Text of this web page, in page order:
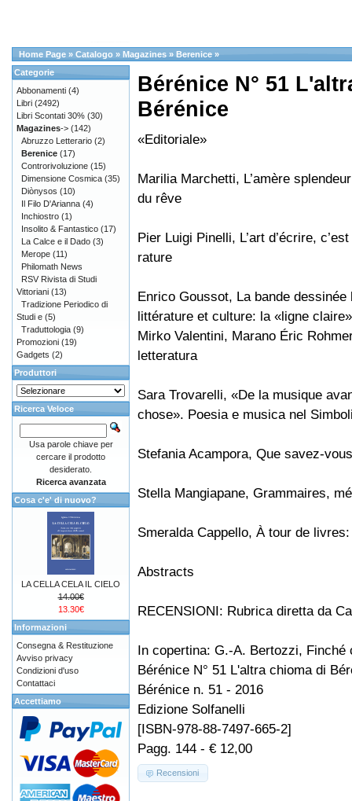
Home Page » Catalogo » Magazines » Berenice »
Bérénice N° 51
Bérénice
«Editoriale»
Marilia Marchetti, L’amère
du rêve
Pier Luigi Pinelli, L’art d’écrire,
rature
Enrico Goussot, La bande dessinée
littérature et culture: la «ligne claire»
Mirko Valentini, Marano Éric
letteratura
Sara Trovarelli, «De la musique
chose». Poesia e musica nel
Stefania Acampora, Que savez-
Stella Mangiapane, Grammaires,
Smeralda Cappello, À tour de
Abstracts
RECENSIONI: Rubrica diretta da
In copertina: G.-A. Bertozzi,
Bérénice N° 51 L'altra chioma di
Bérénice n. 51 - 2016
Edizione Solfanelli
[ISBN-978-88-7497-665-2]
Pagg. 144 - € 12,00
Recensioni
Categorie
Abbonamenti (4)
Libri (2492)
Libri Scontati 30% (30)
Magazines-> (142)
Abruzzo Letterario (2)
Berenice (17)
Controrivoluzione (15)
Dimensione Cosmica (35)
Diònysos (10)
Il Filo D'Arianna (4)
Inchiostro (1)
Insolito & Fantastico (17)
La Calce e il Dado (3)
Merope (11)
Philomath News
RSV Rivista di Studi
Vittoriani (13)
Tradizione Periodico di
Studi e (5)
Traduttologia (9)
Promozioni (19)
Gadgets (2)
Produttori
Ricerca Veloce
Usa parole chiave per
cercare il prodotto
desiderato.
Ricerca avanzata
Cosa c'e' di nuovo?
LA CELLA CELA IL CIELO
14.00€
13.30€
Informazioni
Consegna & Restituzione
Avviso privacy
Condizioni d'uso
Contattaci
Accettiamo